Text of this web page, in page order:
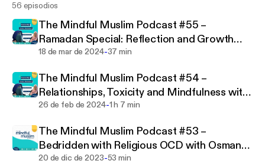
56 episodios
The Mindful Muslim Podcast #55 –
Ramadan Special: Reflection and Growth
with Dina Aziz
18 de mar de 2024-37 min
The Mindful Muslim Podcast #54 –
Relationships, Toxicity and Mindfulness with
Mindful Muslimah
26 de feb de 2024-1 h 7 min
The Mindful Muslim Podcast #53 –
Bedridden with Religious OCD with Osman
Mohammed
20 de dic de 2023-53 min